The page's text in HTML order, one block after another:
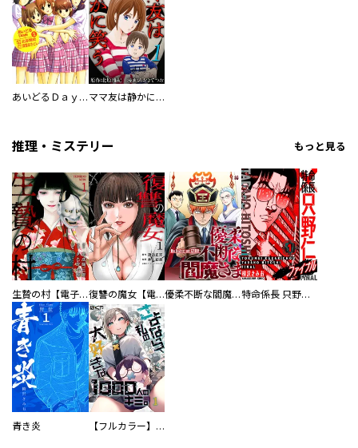
あいどるＤａｙｓ ママ友は静かに笑う 単行本版
推理・ミステリー もっと見る
生贄の村【電子単行本版】 復讐の魔女【電子単行本版】 優柔不断な閻魔さま 特命係長 只野仁ファイナル 愛蔵版
青き炎 【フルカラー】さよなら、私の大好きな１０００人のキミ。